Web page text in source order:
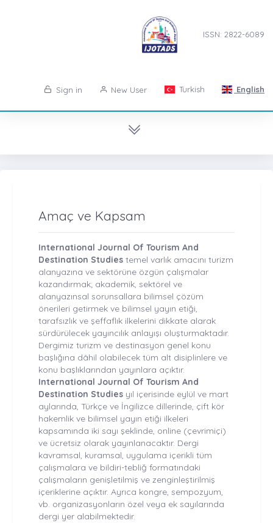
ISSN: 2822-6089
Sign in New User Turkish English
Amaç ve Kapsam
International Journal Of Tourism And
Destination Studies temel varlık amacını turizm
alanyazına ve sektörüne özgün çalışmalar
kazandırmak; akademik, sektörel ve
alanyazınsal sorunsallara bilimsel çözüm
önerileri getirmek ve bilimsel yayın etiği,
tarafsızlık ve şeffaflık ilkelerini dikkate alarak
sürdürülecek yayıncılık anlayışı oluşturmaktadır.
Dergimiz turizm ve destinasyon genel konu
başlığına dâhil olabilecek tüm alt disiplinlere ve
konu başlıklarından yayınlara açıktır.
International Journal Of Tourism And
Destination Studies yıl içerisinde eylül ve mart
aylarında, Türkçe ve İngilizce dillerinde, çift kör
hakemlik ve bilimsel yayın etiği ilkeleri
kapsamında iki sayı şeklinde, online (çevrimiçi)
ve ücretsiz olarak yayınlanacaktır. Dergi
kavramsal, kuramsal, uygulama içerikli tüm
çalışmalara ve bildiri-tebliğ formatındaki
çalışmaların genişletilmiş ve zenginleştirilmiş
içeriklerine açıktır. Ayrıca kongre, sempozyum,
vb. organizasyonların özel veya ek sayılarında
dergi yer alabilmektedir.